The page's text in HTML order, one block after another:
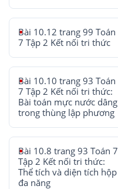
Bài 10.12 trang 99 Toán
7 Tập 2 Kết nối tri thức
Bài 10.10 trang 93 Toán
7 Tập 2 Kết nối tri thức:
Bài toán mực nước dâng
trong thùng lập phương
Bài 10.8 trang 93 Toán 7
Tập 2 Kết nối tri thức:
Thể tích và diện tích hộp
đa năng